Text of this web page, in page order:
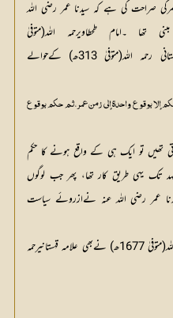
صراحت کی ہے کہ سیدنا عمر رضی اللہ
۔امام طحطاویرحمہ اللہ(متوفیٰ
1231ھ)’’درمختار‘‘کےحاشیے میں علامہ قہستانی رحمہ اللہ(متوفیٰ 313ھ) کےحوالے
تھیں تو ایک ہی کے واقع ہونے کا حکم
تک یہی طریق کار تھا، پھر جب لوگوں
عمر رضی اللہ عنہ نےازروئے سیاست
علامہ محمد بن علی المعروف باعلاءالحصکفی رحمہ اللہ(متوفیٰ 1677ھ) نےبھی علامہ قہستانیرحمہ